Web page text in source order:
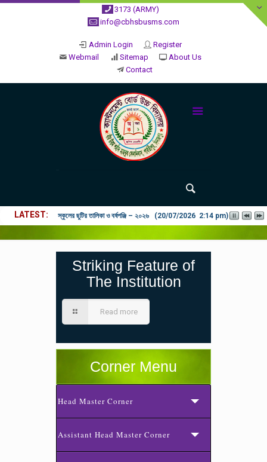
3173 (ARMY)
info@cbhsbusms.com
Admin Login
Register
Webmail
Sitemap
About Us
Contact
LATEST ২০২৬ শিক্ষাবর্ষে ভর্তি পুন: বিজ্ঞপ্তিঃ শিশু থেকে নবম শ্রেণি পযর্ন্ত ফরম বিতরন
Striking Feature of
The Institution
Read more
Corner Menu
Head Master Corner
Assistant Head Master Corner